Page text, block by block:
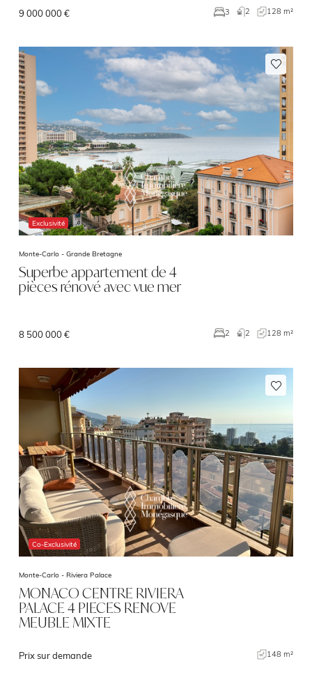
9 000 000 € 3 2 128 m²
Exclusivité
Monte-Carlo - Grande Bretagne
Superbe appartement de 4
pièces rénové avec vue mer
8 500 000 € 2 2 128 m²
Co-Exclusivité
Monte-Carlo - Riviera Palace
MONACO CENTRE RIVIERA
PALACE 4 PIECES RENOVE
MEUBLE MIXTE
Prix sur demande 148 m²